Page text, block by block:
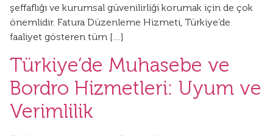
şeffaflığı ve kurumsal güvenilirliği korumak için de çok
önemlidir. Fatura Düzenleme Hizmeti, Türkiye’de
faaliyet gösteren tüm […]
Türkiye’de Muhasebe ve
Bordro Hizmetleri: Uyum ve
Verimlilik